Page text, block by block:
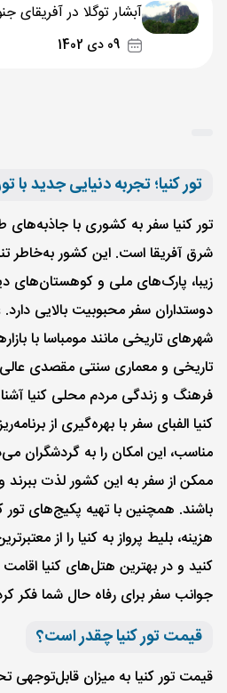
آبشار توگلا در آفریقای
09 دی 1402
تور کنیا؛ تجربه دنیایی جدید با
تور کنیا سفر به کشوری با جاذبه‌های
شرق آفریقا است. این کشور به‌خاطر
زیبا، پارک‌های ملی و کوهستان‌های
دوستداران سفر محبوبیت بالایی دارد.
شهرهای تاریخی مانند مومباسا با
تاریخی و معماری سنتی مقصدی عالی
فرهنگ و زندگی مردم محلی کنیا
کنیا الفبای سفر با بهره‌گیری از
مناسب، این امکان را به گردشگران
ممکن از سفر به این کشور لذت‌
باشند. همچنین با تهیه پکیج‌های تور
هزینه، بلیط پرواز به کنیا را از
کنید و در بهترین هتل‌های کنیا
جوانب سفر برای رفاه حال شما فکر
قیمت تور کنیا چقدر است؟
قیمت تور کنیا به میزان قابل‌توجهی